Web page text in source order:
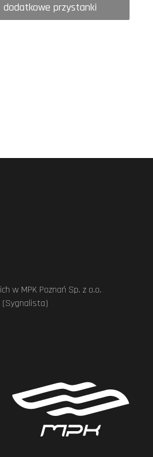
dodatkowe przystanki
w MPK Poznań Sp. z o.o.
(Sygnalista)